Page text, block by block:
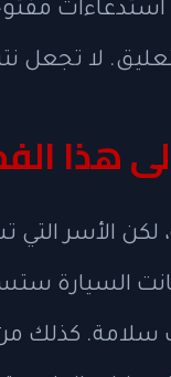
استدعاءات
لا تجعل
هذا
الأسر التي
كانت السيارة
سلامة. كذلك